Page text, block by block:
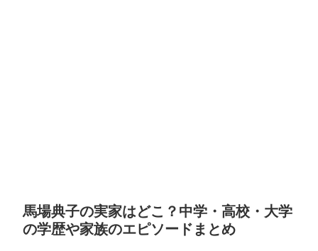
馬場典子の実家はどこ？中学・高校・大学
の学歴や家族のエピソードまとめ